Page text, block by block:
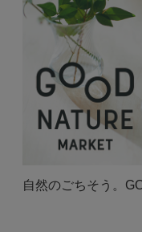
自然のごちそう。